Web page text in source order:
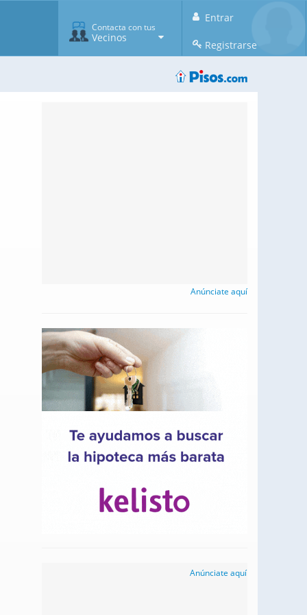
Entrar
Registrarse
Contacta con tus
Vecinos
Anúnciate aquí
Anúnciate aquí